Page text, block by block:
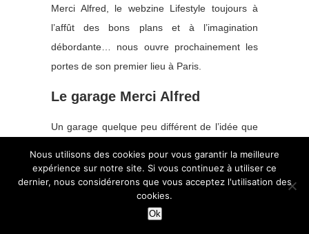
Merci Alfred, le webzine Lifestyle toujours à
l’affût des bons plans et à l’imagination
débordante… nous ouvre prochainement les
portes de son premier lieu à Paris.
Le garage Merci Alfred
Un garage quelque peu différent de l’idée que
s’articulant autour de plusieurs espaces : le
jardin urbain, l’ailier, le vestiaire, le bar, le
Nous utilisons des cookies pour vous garantir la meilleure
expérience sur notre site. Si vous continuez à utiliser ce
dernier, nous considérerons que vous acceptez l'utilisation des
cookies.
Ok